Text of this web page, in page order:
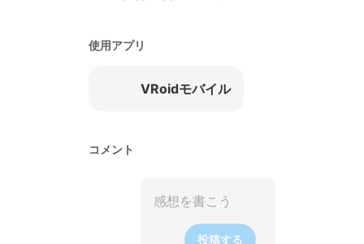
使用アプリ
VRoidモバイル
コメント
投稿する